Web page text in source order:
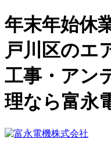
年末年始休
戸川区のエ
工事・アン
理なら富永